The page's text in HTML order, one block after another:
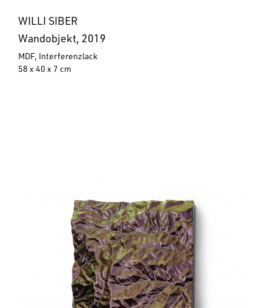
WILLI SIBER
Wandobjekt, 2019
MDF, Interferenzlack
58 x 40 x 7 cm